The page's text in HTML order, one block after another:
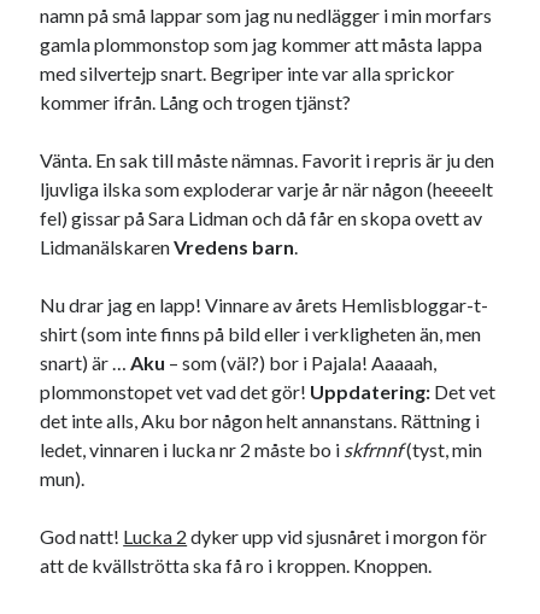
namn på små lappar som jag nu nedlägger i min morfars
gamla plommonstop som jag kommer att måsta lappa
med silvertejp snart. Begriper inte var alla sprickor
kommer ifrån. Lång och trogen tjänst?
Vänta. En sak till måste nämnas. Favorit i repris är ju den
ljuvliga ilska som exploderar varje år när någon (heeeelt
fel) gissar på Sara Lidman och då får en skopa ovett av
LidmanälskarenVredens barn.
Nu drar jag en lapp! Vinnare av årets Hemlisbloggar-t-
shirt (som inte finns på bild eller i verkligheten än, men
snart) är …Aku – som (väl?) bor i Pajala! Aaaaah,
plommonstopet vet vad det gör! Uppdatering: Det vet
det inte alls, Aku bor någon helt annanstans. Rättning i
ledet, vinnaren i lucka nr 2 måste bo i skfrnnf(tyst, min
mun).
God natt! Lucka 2 dyker upp vid sjusnåret i morgon för
att de kvällströtta ska få ro i kroppen. Knoppen.